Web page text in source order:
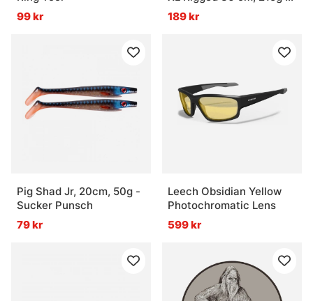
99 kr
Söder Hot Pike
189 kr
Pig Shad Jr, 20cm, 50g -
Sucker Punsch
79 kr
Leech Obsidian Yellow
Photochromatic Lens
599 kr